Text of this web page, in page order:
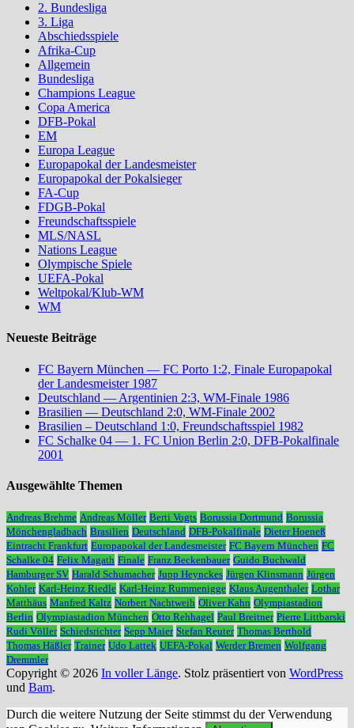
2. Bundesliga
3. Liga
Abschiedsspiele
Afrika-Cup
Allgemein
Bundesliga
Champions League
Copa America
DFB-Pokal
EM
Europa League
Europapokal der Landesmeister
Europapokal der Pokalsieger
FA-Cup
FDGB-Pokal
Freundschaftsspiele
MLS/NASL
Nations League
Olympische Spiele
UEFA-Pokal
Weltpokal/Klub-WM
WM
Neueste Beiträge
FC Bayern München — FC Porto 1:2, Finale Europapokal
der Landesmeister 1987
Deutschland — Argentinien 2:3, WM-Finale 1986
Brasilien — Deutschland 2:0, WM-Finale 2002
Brasilien – Deutschland 1:0, Freundschaftsspiel 1982
FC Schalke 04 — 1. FC Union Berlin 2:0, DFB-Pokalfinale
2001
Ausgewählte Themen
Andreas Brehme Andreas Möller Berti Vogts Borussia Dortmund Borussia
Mönchengladbach Brasilien Deutschland DFB-Pokalfinale Dieter Hoeneß
Eintracht Frankfurt Europapokal der Landesmeister FC Bayern München FC
Schalke 04 Felix Magath Finale Franz Beckenbauer Guido Buchwald
Hamburger SV Harald Schumacher Jupp Heynckes Jürgen Klinsmann Jürgen
Kohler Karl-Heinz Riedle Karl-Heinz Rummenigge Klaus Augenthaler Lothar
Matthäus Manfred Kaltz Norbert Nachtweih Oliver Kahn Olympiastadion
Berlin Olympiastadion München Otto Rehhagel Paul Breitner Pierre Littbarski
Rudi Völler Schiedsrichter Sepp Maier Stefan Reuter Thomas Berthold
Thomas Häßler Trainer Udo Lattek UEFA-Pokal Werder Bremen Wolfgang
Dremmler
Copyright © 2026 In voller Länge. Stolz präsentiert von WordPress
und Bam.
Durch die weitere Nutzung der Seite stimmst du der Verwendung